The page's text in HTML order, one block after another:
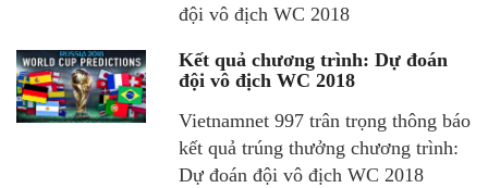
đội vô địch WC 2018
Kết quả chương trình: Dự đoán
đội vô địch WC 2018
Vietnamnet 997 trân trọng thông báo
kết quả trúng thưởng chương trình:
Dự đoán đội vô địch WC 2018